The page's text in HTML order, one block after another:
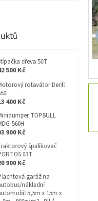
dřeva 50T
500 Kč
rotavátor Derill
400 Kč
TOPBULL
560H
900 Kč
špalíkovač
03T
900 Kč
garáž na
nákladní
5,5m x 15m x